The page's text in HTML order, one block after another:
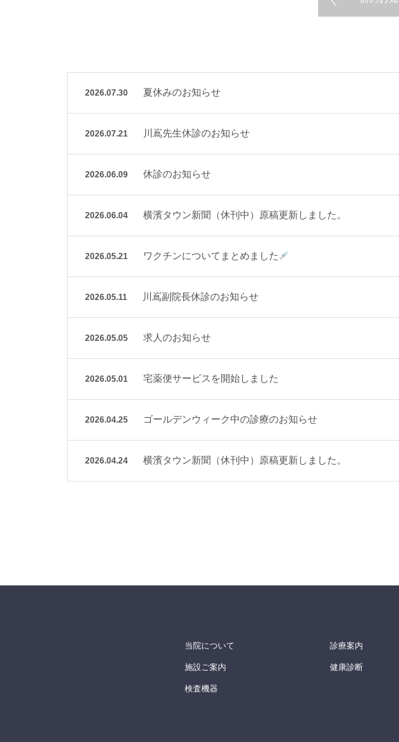
2026.07.30 夏休みのお知らせ
2026.07.21 川嶌先生休診のお知らせ
2026.06.09 休診のお知らせ
2026.06.04 横濱タウン新聞（休刊中）原稿更新しました。
2026.05.21 ワクチンについてまとめました
2026.05.11 川嶌副院長休診のお知らせ
2026.05.05 求人のお知らせ
2026.05.01 宅薬便サービスを開始しました
2026.04.25 ゴールデンウィーク中の診療のお知らせ
2026.04.24 横濱タウン新聞（休刊中）原稿更新しました。
当院について
施設ご案内
検査機器
診療案内
健康診断